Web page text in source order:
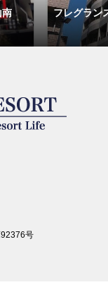
南 フレグラン
号